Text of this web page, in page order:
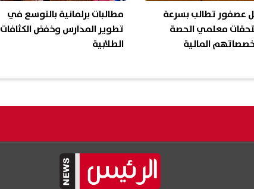
عصفور تطالب بسرعة
معلمي الحصة
المالية
مطالبات برلمانية بالتوسع في
تطوير المدارس وخفض الكثافات
الطلابية